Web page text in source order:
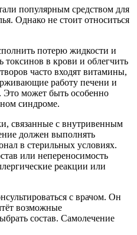
популярным средством для
Однако не стоит относиться
потерю жидкости и
токсинов в крови и облегчить
часто входят витамины,
работу печени и
Это может быть особенно
синдроме.
связанные с внутривенным
должен выполнять
в стерильных условиях.
или непереносимость
реакции или
с врачом. Он
возможные
состав. Самолечение